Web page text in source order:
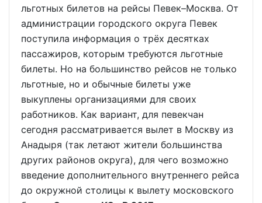
льготных билетов на рейсы Певек–Москва. От
администрации городского округа Певек
поступила информация о трёх десятках
пассажиров, которым требуются льготные
билеты. Но на большинство рейсов не только
льготные, но и обычные билеты уже
выкуплены организациями для своих
работников. Как вариант, для певекчан
сегодня рассматривается вылет в Москву из
Анадыря (так летают жители большинства
других районов округа), для чего возможно
введение дополнительного внутреннего рейса
до окружной столицы к вылету московского